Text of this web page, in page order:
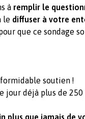
à remplir le
le diffuser à votre
que ce sondage
soutien !
jour déjà plus de
plus que jamais